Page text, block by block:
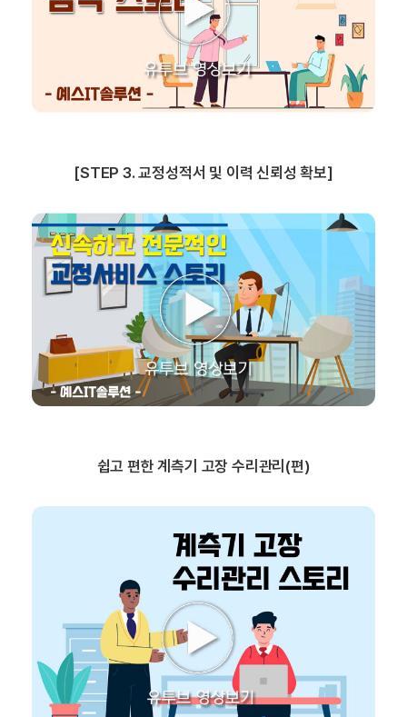
[STEP 3. 교정성적서 및 이력 신뢰성 확보]
쉽고 편한 계측기 고장 수리관리(편)